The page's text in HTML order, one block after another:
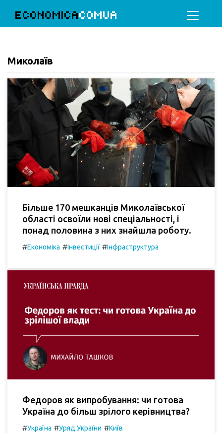
ECONOMICACOMUA
Миколаїв
Більше 170 мешканців Миколаївської
області освоїли нові спеціальності, і
понад половина з них знайшла роботу.
#Економіка #Інвестиції #Інфраструктура
Федоров як випробування: чи готова
Україна до більш зрілого керівництва?
#Україна #Уряд України #Київ